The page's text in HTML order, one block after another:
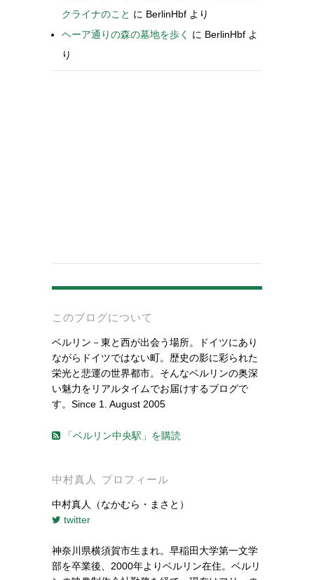
クライナのこと に BerlinHbf より
ヘーア通りの森の墓地を歩く
に BerlinHbf よ
り
このブログについて
ベルリン－東と西が出会う場所。ドイツにあり
ながらドイツではない町。歴史の影に彩られた
栄光と悲運の世界都市。そんなベルリンの奥深
い魅力をリアルタイムでお届けするブログで
す。Since 1. August 2005
「ベルリン中央駅」を購読
中村真人 プロフィール
中村真人（なかむら・まさと）
twitter
神奈川県横須賀市生まれ。早稲田大学第一文学
部を卒業後、2000年よりベルリン在住。ベルリ